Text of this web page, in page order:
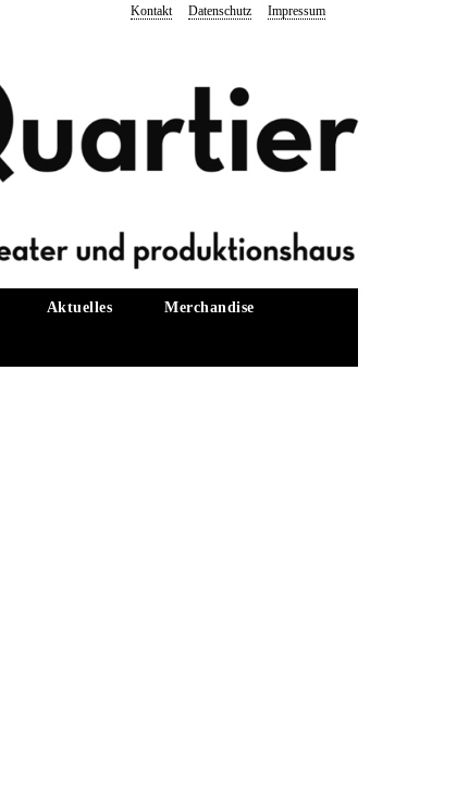
Kontakt Datenschutz Impressum
Aktuelles Merchandise